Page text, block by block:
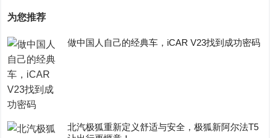
为您推荐
做中国人自己的经典车，iCAR V23找到成功密码
​北汽极狐重新定义舒适与安全，极狐新阿尔法T5